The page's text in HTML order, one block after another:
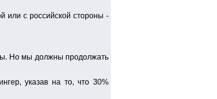
или с российской стороны -
Но мы должны продолжать
указав на то, что 30%